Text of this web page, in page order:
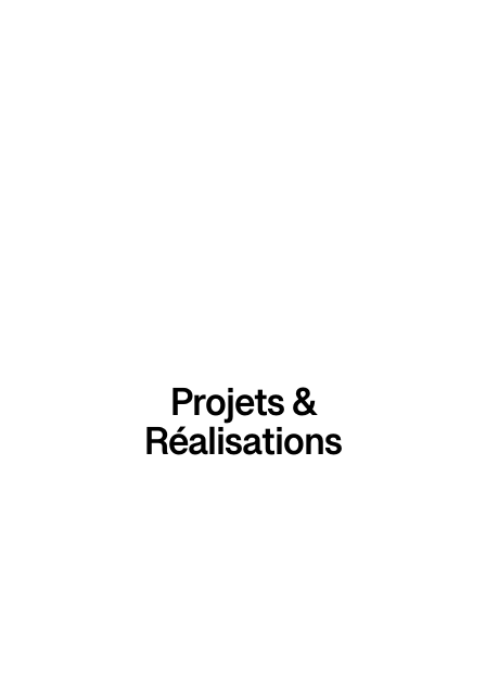
Projets &
Réalisations